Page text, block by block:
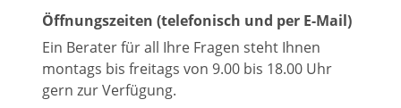
Öffnungszeiten (telefonisch und per E-Mail)
Ein Berater für all Ihre Fragen steht Ihnen
montags bis freitags von 9.00 bis 18.00 Uhr
gern zur Verfügung.